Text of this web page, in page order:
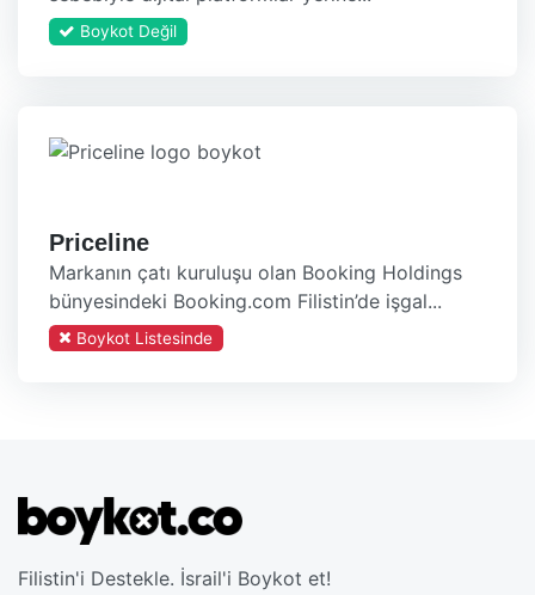
Boykot Değil
Priceline
Markanın çatı kuruluşu olan Booking Holdings
bünyesindeki Booking.com Filistin’de işgal...
Boykot Listesinde
Filistin'i Destekle. İsrail'i Boykot et!